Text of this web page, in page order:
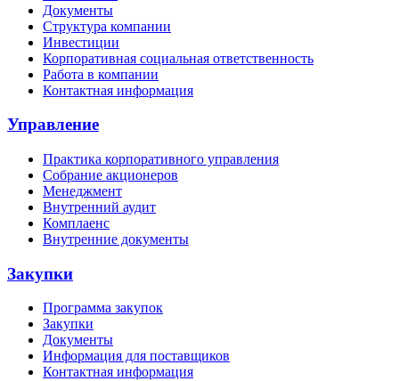
Документы
Структура компании
Инвестиции
Корпоративная социальная ответственность
Работа в компании
Контактная информация
Управление
Практика корпоративного управления
Собрание акционеров
Менеджмент
Внутренний аудит
Комплаенс
Внутренние документы
Закупки
Программа закупок
Закупки
Документы
Информация для поставщиков
Контактная информация